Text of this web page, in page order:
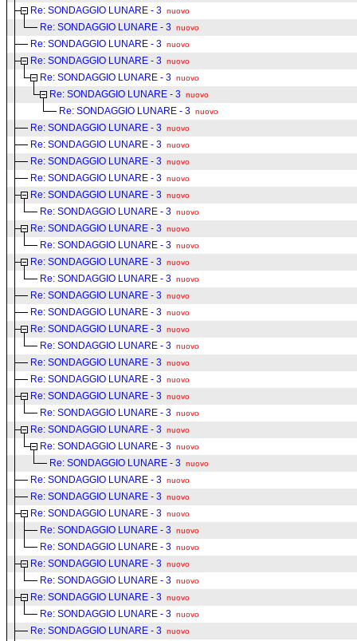
Re: SONDAGGIO LUNARE - 3 nuovo
Re: SONDAGGIO LUNARE - 3 nuovo
Re: SONDAGGIO LUNARE - 3 nuovo
Re: SONDAGGIO LUNARE - 3 nuovo
Re: SONDAGGIO LUNARE - 3 nuovo
Re: SONDAGGIO LUNARE - 3 nuovo
Re: SONDAGGIO LUNARE - 3 nuovo
Re: SONDAGGIO LUNARE - 3 nuovo
Re: SONDAGGIO LUNARE - 3 nuovo
Re: SONDAGGIO LUNARE - 3 nuovo
Re: SONDAGGIO LUNARE - 3 nuovo
Re: SONDAGGIO LUNARE - 3 nuovo
Re: SONDAGGIO LUNARE - 3 nuovo
Re: SONDAGGIO LUNARE - 3 nuovo
Re: SONDAGGIO LUNARE - 3 nuovo
Re: SONDAGGIO LUNARE - 3 nuovo
Re: SONDAGGIO LUNARE - 3 nuovo
Re: SONDAGGIO LUNARE - 3 nuovo
Re: SONDAGGIO LUNARE - 3 nuovo
Re: SONDAGGIO LUNARE - 3 nuovo
Re: SONDAGGIO LUNARE - 3 nuovo
Re: SONDAGGIO LUNARE - 3 nuovo
Re: SONDAGGIO LUNARE - 3 nuovo
Re: SONDAGGIO LUNARE - 3 nuovo
Re: SONDAGGIO LUNARE - 3 nuovo
Re: SONDAGGIO LUNARE - 3 nuovo
Re: SONDAGGIO LUNARE - 3 nuovo
Re: SONDAGGIO LUNARE - 3 nuovo
Re: SONDAGGIO LUNARE - 3 nuovo
Re: SONDAGGIO LUNARE - 3 nuovo
Re: SONDAGGIO LUNARE - 3 nuovo
Re: SONDAGGIO LUNARE - 3 nuovo
Re: SONDAGGIO LUNARE - 3 nuovo
Re: SONDAGGIO LUNARE - 3 nuovo
Re: SONDAGGIO LUNARE - 3 nuovo
Re: SONDAGGIO LUNARE - 3 nuovo
Re: SONDAGGIO LUNARE - 3 nuovo
Re: SONDAGGIO LUNARE - 3 nuovo